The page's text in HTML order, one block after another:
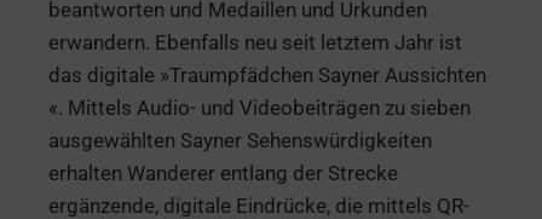
beantworten und Medaillen und Urkunden
erwandern. Ebenfalls neu seit letztem Jahr ist
das digitale »Traumpfädchen Sayner Aussichten
«. Mittels Audio- und Videobeiträgen zu sieben
ausgewählten Sayner Sehenswürdigkeiten
erhalten Wanderer entlang der Strecke
ergänzende, digitale Eindrücke, die mittels QR-